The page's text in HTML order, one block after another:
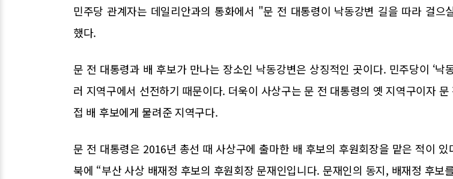
민주당 관계자는 데일리안과의 통화에서 "문 전 대통령이 낙동강변 길을 따라 걸으
했다.
문 전 대통령과 배 후보가 만나는 장소인 낙동강변은 상징적인 곳이다. 민주당이 ‘낙
러 지역구에서 선전하기 때문이다. 더욱이 사상구는 문 전 대통령의 옛 지역구이자 문
접 배 후보에게 물려준 지역구다.
문 전 대통령은 2016년 총선 때 사상구에 출마한 배 후보의 후원회장을 맡은 적이 있
북에 “부산 사상 배재정 후보의 후원회장 문재인입니다. 문재인의 동지, 배재정 후보